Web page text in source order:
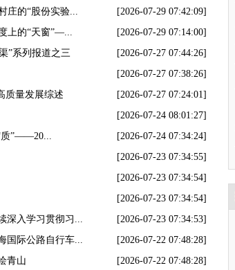
庄的“股份实验...
[2026-07-29 07:42:09]
上的“天窗”—...
[2026-07-29 07:14:00]
”系列报道之三
[2026-07-27 07:44:26]
[2026-07-27 07:38:26]
质量发展综述
[2026-07-27 07:24:01]
[2026-07-24 08:01:27]
“质”——20...
[2026-07-24 07:34:24]
[2026-07-23 07:34:55]
[2026-07-23 07:34:54]
[2026-07-23 07:34:54]
深入学习贯彻习...
[2026-07-23 07:34:53]
国际公路自行车...
[2026-07-22 07:48:28]
青山
[2026-07-22 07:48:28]